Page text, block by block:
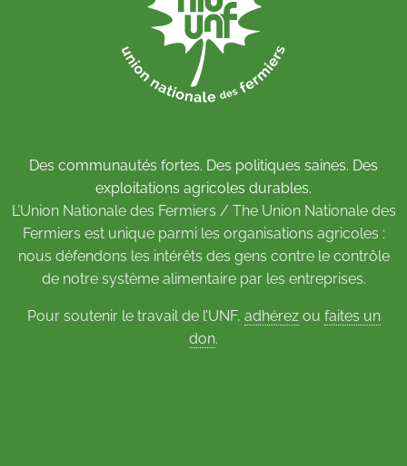
Des communautés fortes. Des politiques saines. Des
exploitations agricoles durables.
L’Union Nationale des Fermiers / The Union Nationale des
Fermiers est unique parmi les organisations agricoles :
nous défendons les intérêts des gens contre le contrôle
de notre système alimentaire par les entreprises.
Pour soutenir le travail de l’UNF, adhérezou faites un
don.